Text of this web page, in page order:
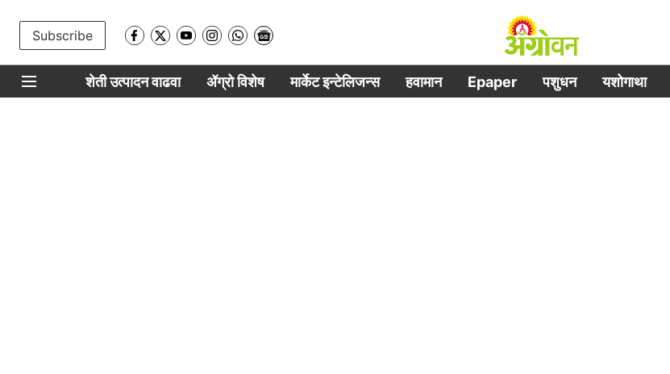
Subscribe
शेती उत्पादन वाढवा ॲग्रो विशेष मार्केट इन्टेलिजन्स हवामान Epaper पशुधन यशोगाथा